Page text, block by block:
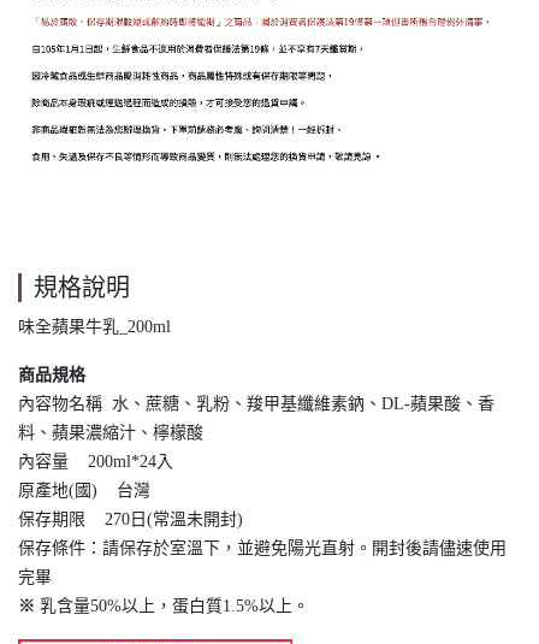
規格說明
味全蘋果牛乳_200ml
商品規格
內容物名稱 水、蔗糖、乳粉、羧甲基纖維素鈉、DL-蘋果酸、香
料、蘋果濃縮汁、檸檬酸
內容量 200ml*24入
原產地(國) 台灣
保存期限 270日(常溫未開封)
保存條件：請保存於室溫下，並避免陽光直射。開封後請儘速使用
完畢
※ 乳含量50%以上，蛋白質1.5%以上。